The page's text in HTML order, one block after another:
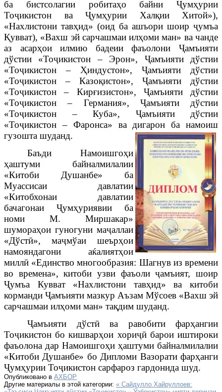
ба бистсолагии робитаҳо байни Ҷумҳурии
Тоҷикистон ва Ҷумҳурии Халқии Хитой»),
«Нахлистони тавҳид» (оид ба ашъори шоир ҷумъа
Қувват), «Вахш эй сарчашмаи илҳоми ман» ва чанде
аз асарҳои илмию бадеии фаъолони Ҷамъияти
дўстии «Тоҷикистон – Эрон», Ҷамъияти дўстии
«Тоҷикистон – Ҳиндустон», Ҷамъияти дўстии
«Тоҷикистон – Казоқистон», Ҷамъияти дўстии
«Тоҷикистон – Кирғизистон», Ҷамъияти дўстии
«Тоҷикистон – Германия», Ҷамъияти дўстии
«Тоҷикистон – Куба», Ҷамъияти дўстии
«Тоҷикистон – Фаронса» ва дигарон ба намоиш
гузошта шуданд.
Баъди Намоишгоҳи
ҳаштуми байналмилалии
«Китоби Душанбе» ба
Муассисаи давлатии
«Китобхонаи давлатии
бачагонаи Ҷумҳуриявии ба
номи М. Миршакар»
шумораҳои гуногуни маҷаллаи
«Дўстӣ», маҷмўаи шеърҳои
намояндагони аќалиятҳои
миллӣ «Единство многообразия: Шагнув из времени
во времена», китоби узви фаъоли ҷамъият, шоир
Ҷумъа Кувват «Нахлистони тавҳид» ва китоби
корманди Ҷамъияти мазкур Аъзам Мўсоев «Вахш эй
сарчашмаи илҳоми ман» тақдим шуданд.
Ҷамъияти дўстӣ ва равобити фарҳангии
Тоҷикистон бо кишварҳои хориҷӣ барои иштироки
фаъолона дар Намоишгоҳи ҳаштуми байналмилалии
«Китоби Душанбе» бо Дипломи Вазорати фарҳанги
Ҷумҳурии Тоҷикистон сарфароз гардонида шуд.
Опубликовано в АХБОР
Другие материалы в этой категории: « Сайдулло Хайруллоев: